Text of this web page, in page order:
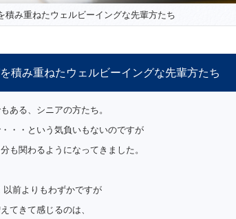
積み重ねたウェルビーイングな先輩方たち
を積み重ねたウェルビーイングな先輩方たち
ある、シニアの方たち。
・・という気負いもないのですが
も関わるようになってきました。
以前よりもわずかですが
てきて感じるのは、